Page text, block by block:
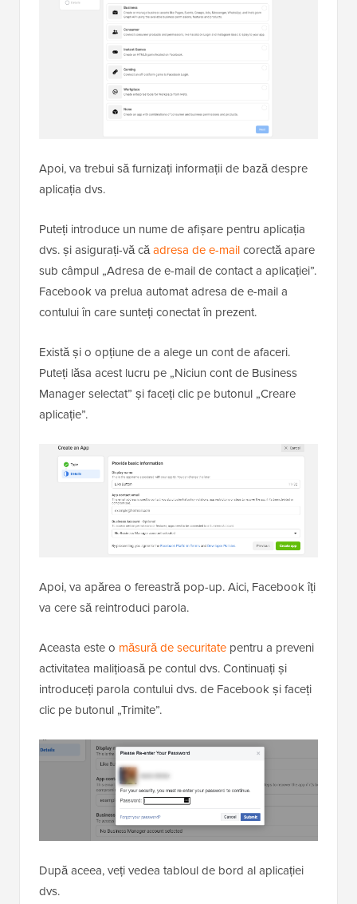
Apoi, va trebui să furnizați informații de bază despre
aplicația dvs.
Puteți introduce un nume de afișare pentru aplicația
dvs. și asigurați-vă căadresa de e-mailcorectă apare
sub câmpul „Adresa de e-mail de contact a aplicației”.
Facebook va prelua automat adresa de e-mail a
contului în care sunteți conectat în prezent.
Există și o opțiune de a alege un cont de afaceri.
Puteți lăsa acest lucru pe „Niciun cont de Business
Manager selectat” și faceți clic pe butonul „Creare
aplicație”.
Apoi, va apărea o fereastră pop-up. Aici, Facebook îți
va cere să reintroduci parola.
Aceasta este o măsură de securitate pentru a preveni
activitatea malițioasă pe contul dvs. Continuați și
introduceți parola contului dvs. de Facebook și faceți
clic pe butonul „Trimite”.
După aceea, veți vedea tabloul de bord al aplicației
dvs.